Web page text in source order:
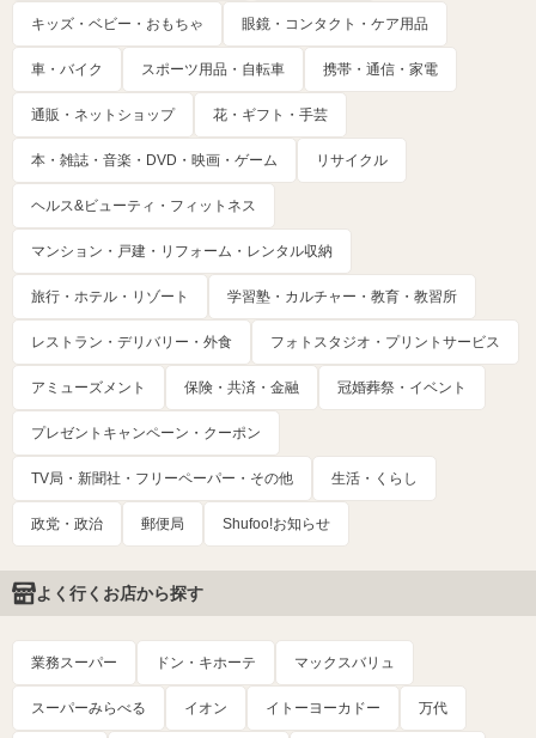
キッズ・ベビー・おもちゃ 眼鏡・コンタクト・ケア用品
車・バイク スポーツ用品・自転車 携帯・通信・家電
通販・ネットショップ 花・ギフト・手芸
本・雑誌・音楽・DVD・映画・ゲーム リサイクル
ヘルス&ビューティ・フィットネス
マンション・戸建・リフォーム・レンタル収納
旅行・ホテル・リゾート 学習塾・カルチャー・教育・教習所
レストラン・デリバリー・外食 フォトスタジオ・プリントサービス
アミューズメント 保険・共済・金融 冠婚葬祭・イベント
プレゼントキャンペーン・クーポン
TV局・新聞社・フリーペーパー・その他 生活・くらし
政党・政治 郵便局 Shufoo!お知らせ
よく行くお店から探す
業務スーパー ドン・キホーテ マックスバリュ
スーパーみらべる イオン イトーヨーカドー 万代